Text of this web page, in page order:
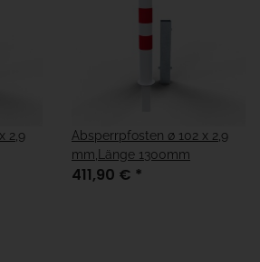
2,9
Absperrpfosten ø 102 x 2,9
mm,Länge 1300mm
411,90 € *